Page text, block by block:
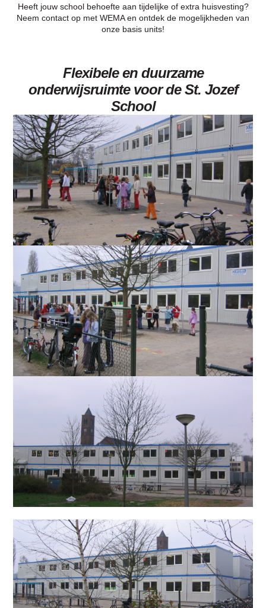
Heeft jouw school behoefte aan tijdelijke of extra huisvesting?
Neem contact op met WEMA en ontdek de mogelijkheden van
onze basis units!
Flexibele en duurzame
onderwijsruimte voor de St. Jozef
School